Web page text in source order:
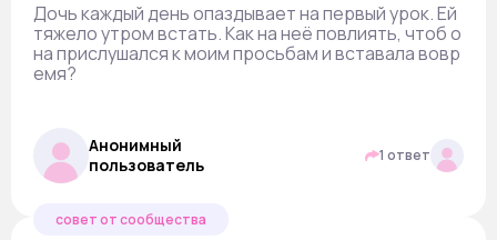
Дочь каждый день опаздывает на первый урок. Ей
тяжело утром встать. Как на неё повлиять, чтоб о
на прислушался к моим просьбам и вставала вовр
емя?
Анонимный
пользователь
1 ответ
совет от сообщества